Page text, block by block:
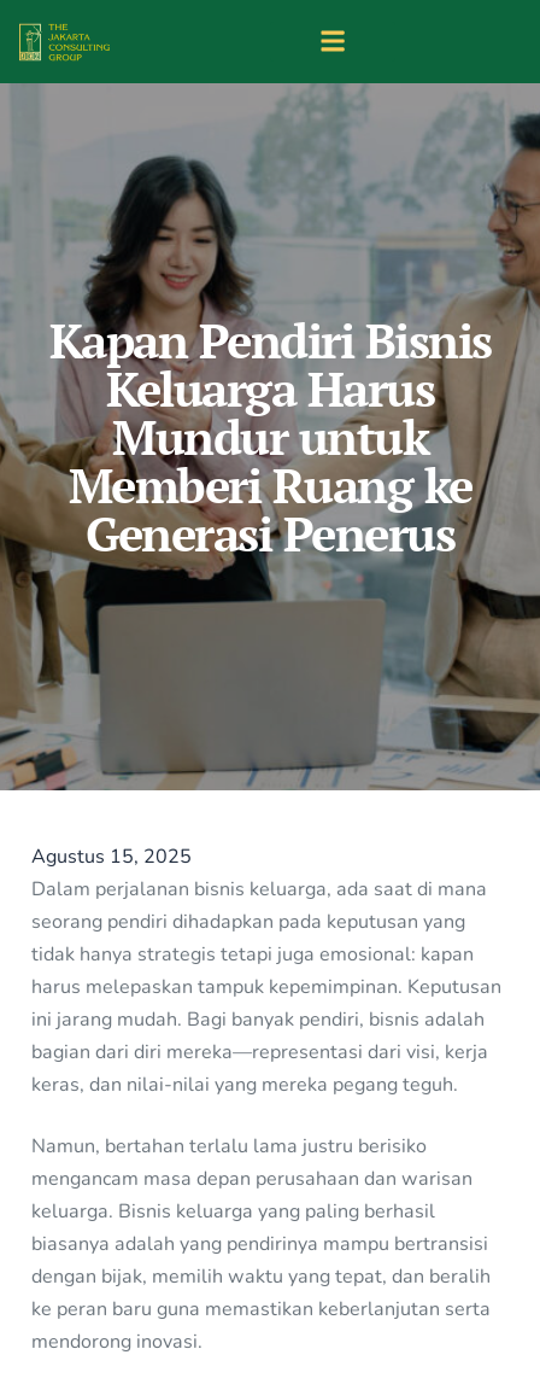
Kapan Pendiri Bisnis
Keluarga Harus
Mundur untuk
Memberi Ruang ke
Generasi Penerus
Agustus 15, 2025
Dalam perjalanan bisnis keluarga, ada saat di mana
seorang pendiri dihadapkan pada keputusan yang
tidak hanya strategis tetapi juga emosional: kapan
harus melepaskan tampuk kepemimpinan. Keputusan
ini jarang mudah. Bagi banyak pendiri, bisnis adalah
bagian dari diri mereka—representasi dari visi, kerja
keras, dan nilai-nilai yang mereka pegang teguh.
Namun, bertahan terlalu lama justru berisiko
mengancam masa depan perusahaan dan warisan
keluarga. Bisnis keluarga yang paling berhasil
biasanya adalah yang pendirinya mampu bertransisi
dengan bijak, memilih waktu yang tepat, dan beralih
ke peran baru guna memastikan keberlanjutan serta
mendorong inovasi.